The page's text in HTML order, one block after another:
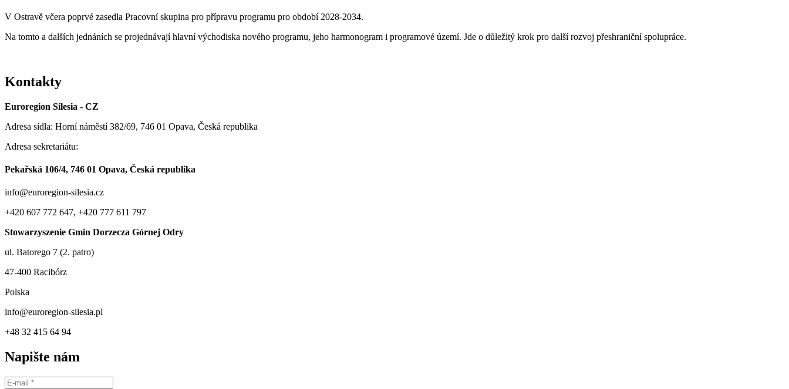
V Ostravě včera poprvé zasedla Pracovní skupina pro přípravu programu pro období 2028-2034.
Na tomto a dalších jednáních se projednávají hlavní východiska nového programu, jeho harmonogram i programové území. Jde o důležitý krok pro další rozvoj přeshraniční spolupráce.
Kontakty
Euroregion Silesia - CZ
Adresa sídla: Horní náměstí 382/69, 746 01 Opava, Česká republika
Adresa sekretariátu:
Pekařská 106/4, 746 01 Opava, Česká republika
info@euroregion-silesia.cz
+420 607 772 647, +420 777 611 797
Stowarzyszenie Gmin Dorzecza Górnej Odry
ul. Batorego 7 (2. patro)
47-400 Racibórz
Polska
info@euroregion-silesia.pl
+48 32 415 64 94
Napište nám